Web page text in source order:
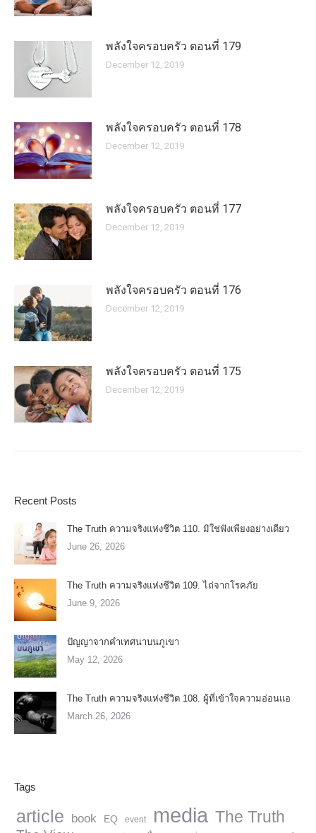
พลังใจครอบครัว ตอนที่ 179
December 12, 2019
พลังใจครอบครัว ตอนที่ 178
December 12, 2019
พลังใจครอบครัว ตอนที่ 177
December 12, 2019
พลังใจครอบครัว ตอนที่ 176
December 12, 2019
พลังใจครอบครัว ตอนที่ 175
December 12, 2019
Recent Posts
The Truth ความจริงแห่งชีวิต 110. มิใช่ฟังเพียงอย่างเดียว
June 26, 2026
The Truth ความจริงแห่งชีวิต 109. ไถ่จากโรคภัย
June 9, 2026
ปัญญาจากคำเทศนาบนภูเขา
May 12, 2026
The Truth ความจริงแห่งชีวิต 108. ผู้ที่เข้าใจความอ่อนแอ
March 26, 2026
Tags
article book EQ event media The Truth